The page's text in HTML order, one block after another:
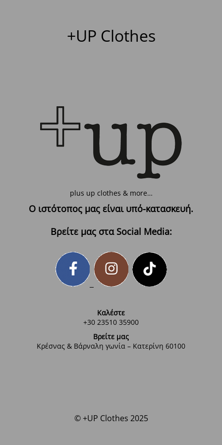
+UP Clothes
plus up clothes & more…
Ο ιστότοπος μας είναι υπό-κατασκευή.
Βρείτε μας στα Social Media:
Καλέστε
+30 23510 35900
Βρείτε μας
Κρέσνας & Βάρναλη γωνία – Κατερίνη 60100
© +UP Clothes 2025